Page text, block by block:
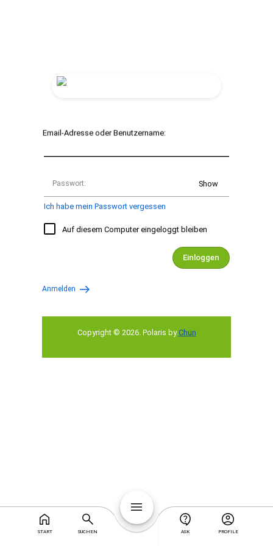
START SUCHEN ASK PROFILE
Email-Adresse oder Benutzername:
Show
Passwort:
Ich habe mein Passwort vergessen
Auf diesem Computer eingeloggt bleiben
Einloggen
Anmelden
Copyright © 2026. Polaris by Chun